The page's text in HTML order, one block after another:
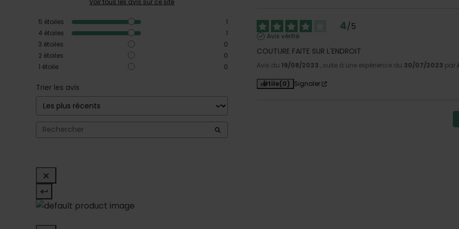
Voir tous les avis sur ce site
5 étoiles
1
4 étoiles
1
3 étoiles
0
2 étoiles
0
1 étoile 0
Trier les avis
4/5
Avis vérifié
COUTURE FAITE SUR L'ENDROIT
Avis du 19/08/2023 , suite à une expérience du 30/07/2023 par
Utile(0) Signaler